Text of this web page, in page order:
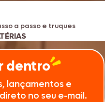
a passo e truques
dentro
lançamentos e
no seu e-mail.